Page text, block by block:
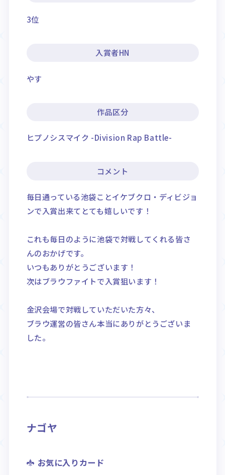
3位
入賞者HN
やす
作品区分
ヒプノシスマイク -Division Rap Battle-
コメント
毎日通っている池袋ことイケブクロ・ディビジョ
ンで入賞出来てとても嬉しいです！
これも毎日のように池袋で対戦してくれる皆さ
んのおかげです。
いつもありがとうございます！
次はブラウファイトで入賞狙います！
金沢会場で対戦していただいた方々、
ブラウ運営の皆さん本当にありがとうございま
した。
ナゴヤ
お気に入りカード